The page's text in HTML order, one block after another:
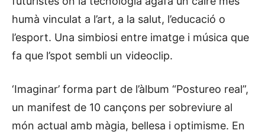
humà vinculat a l’art, a la salut, l’educació o
l’esport. Una simbiosi entre imatge i música que
fa que l’spot sembli un videoclip.
‘Imaginar’ forma part de l’àlbum “Postureo real”,
un manifest de 10 cançons per sobreviure al
món actual amb màgia, bellesa i optimisme. En